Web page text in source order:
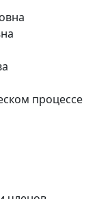
процессе